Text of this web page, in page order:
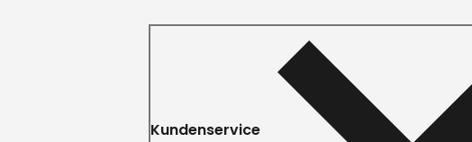
Kundenservice